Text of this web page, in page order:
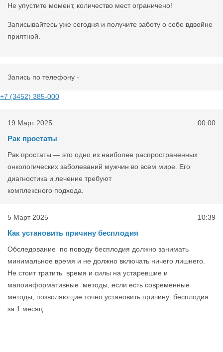
Не упустите момент, количество мест ограничено!
Записывайтесь уже сегодня и получите заботу о себе вдвойне
приятной.
Запись по телефону -
+7 (3452) 385-000
19 Март 2025 00:00
Рак простаты
Рак простаты — это одно из наиболее распространенных
онкологических заболеваний мужчин во всем мире. Его
диагностика и лечение требуют
комплексного подхода.
5 Март 2025 10:39
Как установить причину бесплодия
Обследование по поводу бесплодия должно занимать
минимальное время и не должно включать ничего лишнего.
Не стоит тратить время и силы на устаревшие и
малоинформативные методы, если есть современные
методы, позволяющие точно установить причину бесплодия
за 1 месяц.